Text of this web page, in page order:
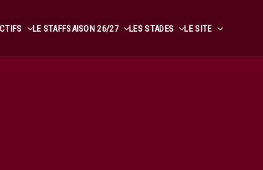
LE STAFFSAISON 26/27 LES STADES LE SITE